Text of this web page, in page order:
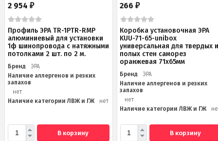
2 954 ₽
Профиль ЭРА TR-1PTR-RMP
алюминиевый для установки
1ф шинопровода с натяжными
потолками 2 шт. по 2 м.
Бренд
ЭРА
Наличие аллергенов и резких
запахов
нет
Наличие категории ЛВЖ и ГЖ
нет
В корзину
266₽
Коробка установочная ЭРА
KUU-71-65-unibox
универсальная для твердых
полых стен саморез
оранжевая 71х65мм
Бренд
ЭРА
Наличие аллергенов и резких
запахов
нет
Наличие категории ЛВЖ и ГЖ
В корзину